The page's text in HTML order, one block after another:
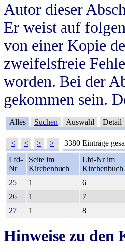
Autor dieser
Er weist auf
von einer Kopie
zweifelsfreie
worden. Bei der
gekommen sein.
Alles Suchen Auswahl Detail
|< < > >| 3380 Einträge
Lfd-
Nr
Seite im
Kirchenbuch
Lfd-Nr im
Kirchenbuch
25
1 6
26
1 7
27
1 8
Hinweise zu den